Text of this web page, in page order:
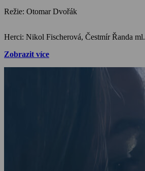
Režie: Otomar Dvořák
Herci: Nikol Fischerová, Čestmír Řanda ml.
Zobrazit více